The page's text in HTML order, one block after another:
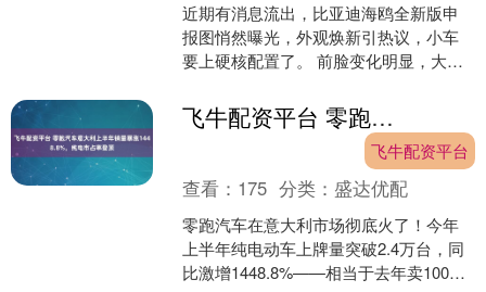
近期有消息流出，比亚迪海鸥全新版申
报图悄然曝光，外观焕新引热议，小车
要上硬核配置了。 前脸变化明显，大灯
动，整体攻击性提升不少。....飞牛配资平台 零跑汽车意大利上半年销量暴涨1448.8%，纯电市占率登顶
飞牛配资平台
查看： 175 分类： 盛达优配
零跑汽车在意大利市场彻底火了！今年
上半年纯电动车上牌量突破2.4万台，同
比激增1448.8%——相当于去年卖100台